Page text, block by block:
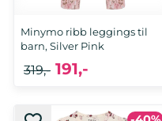
Minymo ribb leggings til
barn, Silver Pink
191,-
319,-